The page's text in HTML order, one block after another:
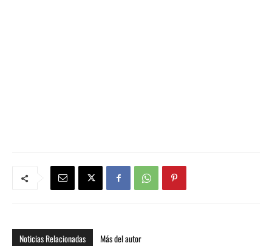
Noticias Relacionadas Más del autor